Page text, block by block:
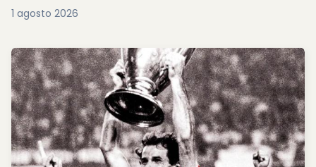
1 agosto 2026